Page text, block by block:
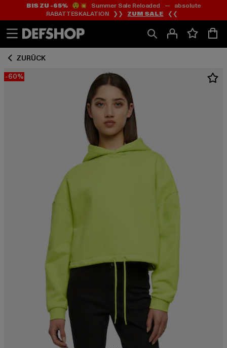
Zum
Inhalt
springen
Zum
Fußzeile
springen
BIS ZU -65%😲💥 Summer Sale Reloaded — absolute
RABATTESKALATION ❯❯ ZUM SALE ❮❮
ZURÜCK
-60%